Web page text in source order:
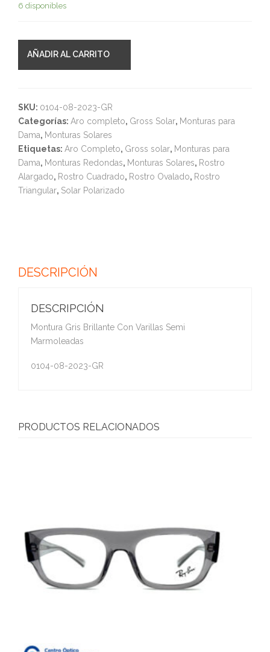
6 disponibles
AÑADIR AL CARRITO
SKU: 0104-08-2023-GR
Categorías: Aro completo, Gross Solar, Monturas para
Dama, Monturas Solares
Etiquetas: Aro Completo, Gross solar, Monturas para
Dama, Monturas Redondas, Monturas Solares, Rostro
Alargado, Rostro Cuadrado, Rostro Ovalado, Rostro
Triangular, Solar Polarizado
DESCRIPCIÓN
DESCRIPCIÓN
Montura Gris Brillante Con Varillas Semi
Marmoleadas
0104-08-2023-GR
PRODUCTOS RELACIONADOS